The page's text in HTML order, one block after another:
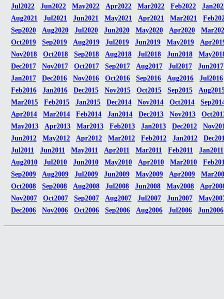
Jul2022
Jun2022 May2022 Apr2022 Mar2022 Feb2022
Aug2021
Jul2021 Jun2021 May2021 Apr2021 Mar2021
Sep2020
Aug2020 Jul2020 Jun2020 May2020 Apr2020
Oct2019
Sep2019 Aug2019 Jul2019 Jun2019 May2019
Nov2018
Oct2018 Sep2018 Aug2018 Jul2018 Jun2018
Dec2017
Nov2017 Oct2017 Sep2017 Aug2017 Jul2017
Jun2017
Jan2017
Dec2016 Nov2016 Oct2016 Sep2016 Aug2016
Jul2016
Feb2016
Jan2016 Dec2015 Nov2015 Oct2015 Sep2015
Mar2015
Feb2015 Jan2015 Dec2014 Nov2014 Oct2014
Apr2014
Mar2014 Feb2014 Jan2014 Dec2013 Nov2013
May2013
Apr2013 Mar2013 Feb2013 Jan2013 Dec2012
Jun2012
May2012 Apr2012 Mar2012 Feb2012 Jan2012
Jul2011
Jun2011 May2011 Apr2011 Mar2011 Feb2011
Jan2011
Aug2010
Jul2010 Jun2010 May2010 Apr2010 Mar2010
Sep2009
Aug2009 Jul2009 Jun2009 May2009 Apr2009
Oct2008
Sep2008 Aug2008 Jul2008 Jun2008 May2008
Nov2007
Oct2007 Sep2007 Aug2007 Jul2007 Jun2007
Dec2006
Nov2006 Oct2006 Sep2006 Aug2006 Jul2006 Jun2006